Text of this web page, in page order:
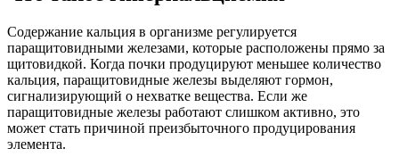
Содержание кальция в организме регулируется
паращитовидными железами, которые расположены прямо за
щитовидкой. Когда почки продуцируют меньшее количество
кальция, паращитовидные железы выделяют гормон,
сигнализирующий о нехватке вещества. Если же
паращитовидные железы работают слишком активно, это
может стать причиной преизбыточного продуцирования
элемента.